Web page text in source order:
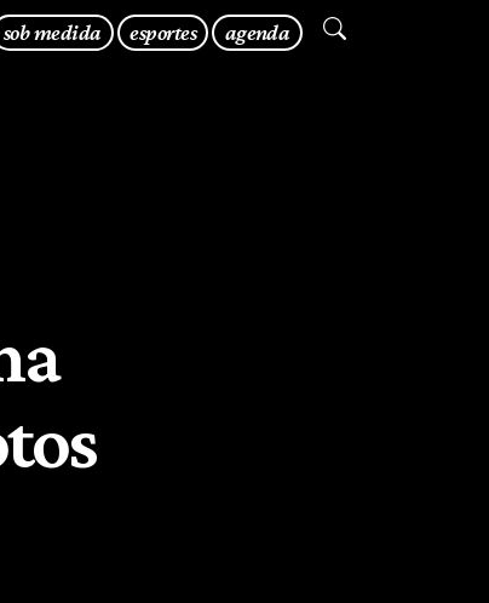
sob medida esportes agenda